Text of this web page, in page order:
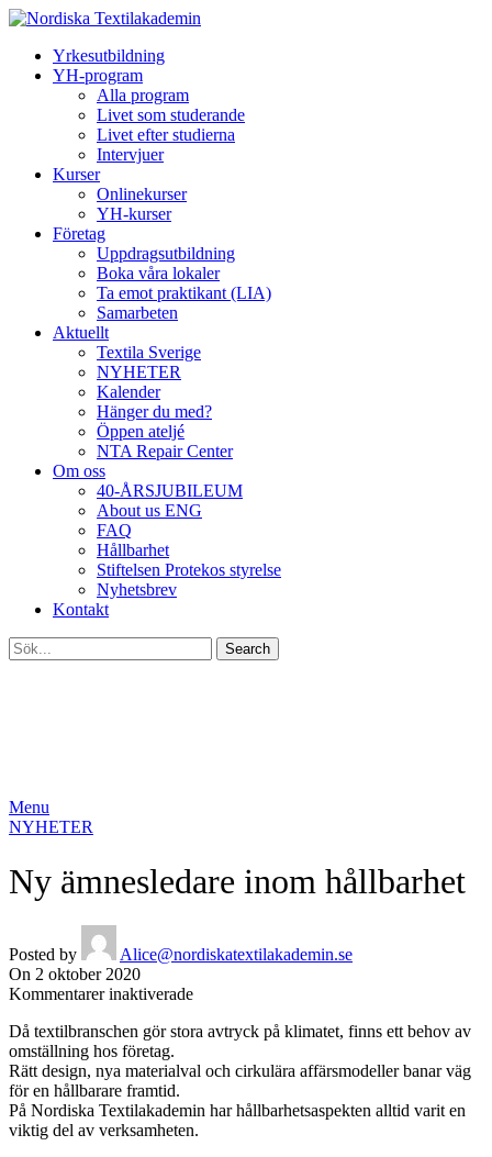
Yrkesutbildning
YH-program
Alla program
Livet som studerande
Livet efter studierna
Intervjuer
Kurser
Onlinekurser
YH-kurser
Företag
Uppdragsutbildning
Boka våra lokaler
Ta emot praktikant (LIA)
Samarbeten
Aktuellt
Textila Sverige
NYHETER
Kalender
Hänger du med?
Öppen ateljé
NTA Repair Center
Om oss
40-ÅRSJUBILEUM
About us ENG
FAQ
Hållbarhet
Stiftelsen Protekos styrelse
Nyhetsbrev
Kontakt
Search
Menu
NYHETER
Ny ämnesledare inom hållbarhet
Posted by
Alice@nordiskatextilakademin.se
On 2 oktober 2020
Kommentarer inaktiveradeför
ämnesledare
hållbarhet
Då textilbranschen gör stora avtryck på klimatet, finns ett behov av
omställning hos företag.
Rätt design, nya materialval och cirkulära affärsmodeller banar väg
för en hållbarare framtid.
På Nordiska Textilakademin har hållbarhetsaspekten alltid varit en
viktig del av verksamheten.